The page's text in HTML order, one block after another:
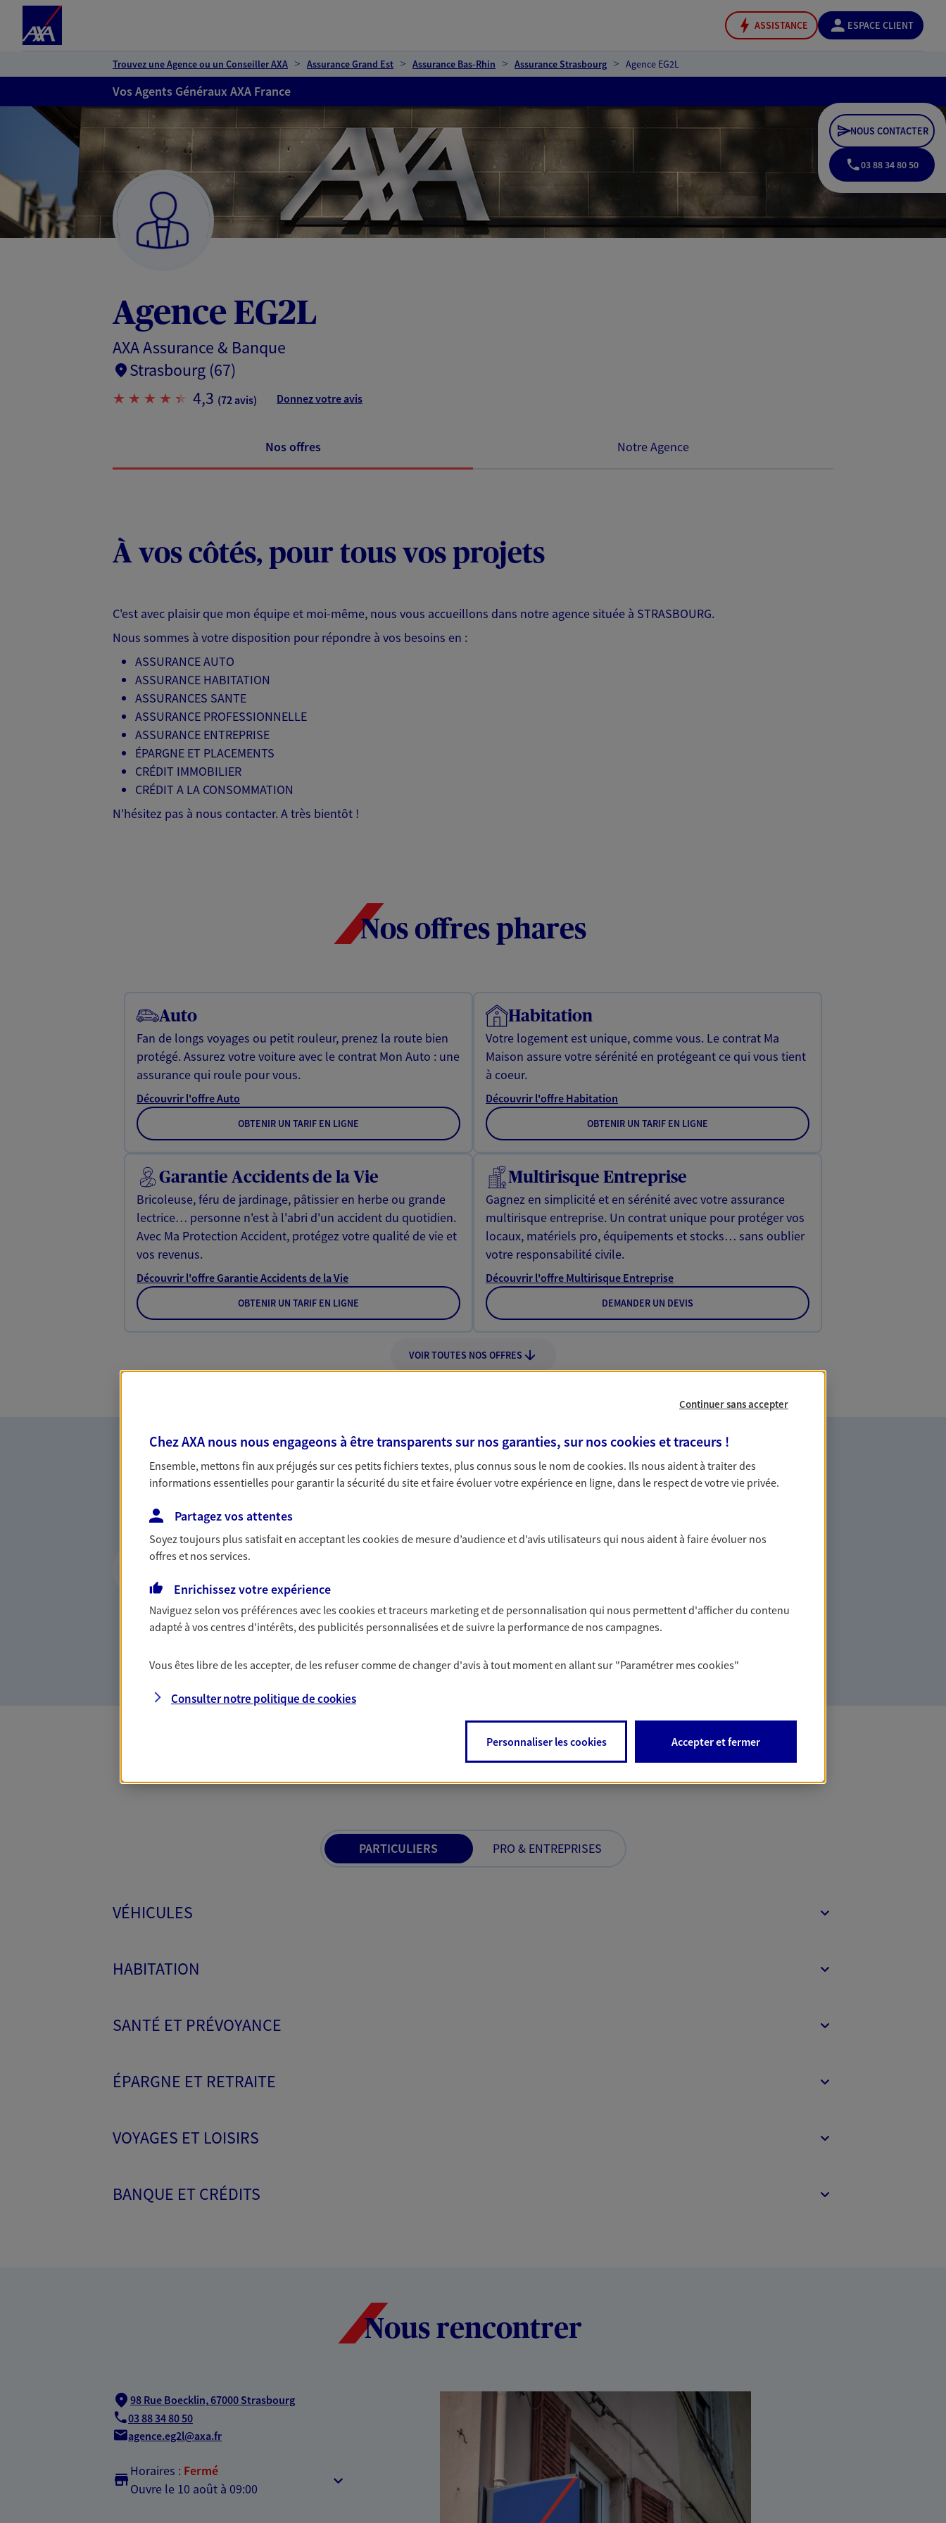
ASSISTANCE ESPACE CLIENT
Trouvez une Agence ou un Conseiller AXA Assurance Grand Est Assurance Bas-Rhin Assurance Strasbourg Agence EG2L
Vos Agents Généraux AXA France
Agence EG2L
AXA Assurance & Banque
Strasbourg (67)
4,3 (72 avis) Donnez votre avis
NOUS CONTACTER
03 88 34 80 50
Nos offres Notre Agence
À vos côtés, pour tous vos projets
C'est avec plaisir que mon équipe et moi-même, nous vous accueillons dans notre agence située à STRASBOURG.
Nous sommes à votre disposition pour répondre à vos besoins en :
ASSURANCE AUTO
ASSURANCE HABITATION
ASSURANCES SANTE
ASSURANCE PROFESSIONNELLE
ASSURANCE ENTREPRISE
ÉPARGNE ET PLACEMENTS
CRÉDIT IMMOBILIER
CRÉDIT A LA CONSOMMATION
N'hésitez pas à nous contacter. A très bientôt !
Nos offres phares
Auto
Fan de longs voyages ou petit rouleur, prenez la route bien
protégé. Assurez votre voiture avec le contrat Mon Auto : une
assurance qui roule pour vous.
Découvrir l'offre Auto
OBTENIR UN TARIF EN LIGNE
Habitation
Votre logement est unique, comme vous. Le contrat Ma
Maison assure votre sérénité en protégeant ce qui vous tient
à coeur.
Découvrir l'offre Habitation
OBTENIR UN TARIF EN LIGNE
Garantie Accidents de la Vie
Bricoleuse, féru de jardinage, pâtissier en herbe ou grande
lectrice… personne n'est à l'abri d'un accident du quotidien.
Avec Ma Protection Accident, protégez votre qualité de vie et
vos revenus.
Découvrir l'offre Garantie Accidents de la Vie
OBTENIR UN TARIF EN LIGNE
Multirisque Entreprise
Gagnez en simplicité et en sérénité avec votre assurance
multirisque entreprise. Un contrat unique pour protéger vos
locaux, matériels pro, équipements et stocks… sans oublier
votre responsabilité civile.
Découvrir l'offre Multirisque Entreprise
DEMANDER UN DEVIS
VOIR TOUTES NOS OFFRES
Nos expertises
Vous accompagner dans la durée et la
Vous accompagner dans vos projets de vie tout au long de
votre vie, c'est ainsi que nous concevons notre métier : dans
la confiance et la proximité. C'est en apprenant à vous
Accompagner les professionnels et les
bâtissons ensemble des solutions cohérentes pour protéger
votre activité, vos collaborateurs... mais aussi vous-même et
Toutes nos offres Assurance & Banque
PARTICULIERS PRO & ENTREPRISES
VÉHICULES
HABITATION
SANTÉ ET PRÉVOYANCE
ÉPARGNE ET RETRAITE
VOYAGES ET LOISIRS
BANQUE ET CRÉDITS
Nous rencontrer
98 Rue Boecklin,67000 Strasbourg
03 88 34 80 50
agence.eg2l@axa.fr
Horaires : Fermé
Ouvre le 10 août à 09:00
Continuer sans accepter
Chez AXA nous nous engageons à être transparents sur nos garanties, sur nos cookies et traceurs !
Ensemble, mettons fin aux préjugés sur ces petits fichiers textes, plus connus sous le nom decookies. Ils nous aident à traiter des
informations essentielles pour garantir la sécurité du site et faire évoluer votre expérience en ligne, dans le respect de votre vie privée.
Partagez vos attentes
Soyez toujours plus satisfait en acceptant lescookiesde mesure d’audience et d’avis utilisateurs qui nous aident à faire évoluer nos
offres et nos services.
Enrichissez votre expérience
Naviguez selon vos préférences avec lescookies et traceurs marketing et de personnalisation qui nous permettent d'afficher du contenu
adapté à vos centres d'intérêts, des publicités personnalisées et de suivre la performance de nos campagnes.
Vous êtes libre de les accepter, de les refuser comme de changer d'avis à tout moment en allant sur "Paramétrer mescookies"
Consulter notre politique decookies
Personnaliser les cookies Accepter et fermer